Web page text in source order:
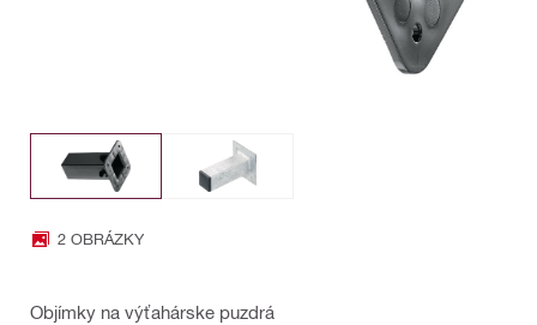
2 OBRÁZKY
Objímky na výťahárske puzdrá